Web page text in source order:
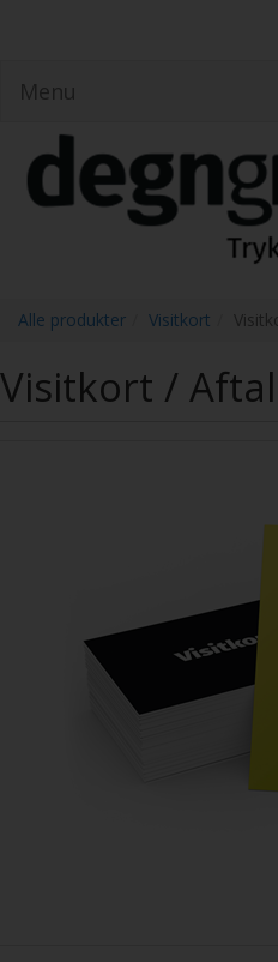
Menu
Alle produkter Visitkort
Visitkort /